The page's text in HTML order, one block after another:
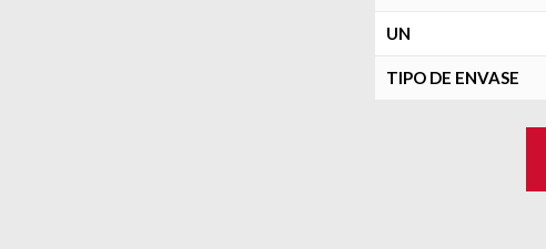
UN
TIPO DE ENVASE